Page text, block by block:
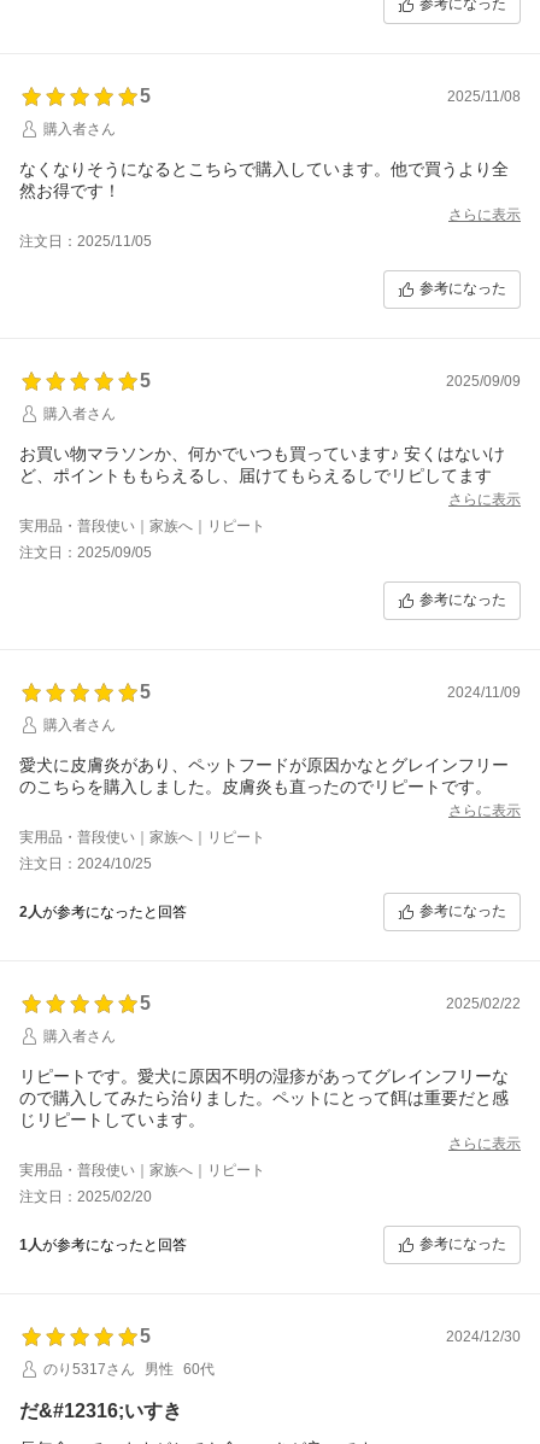
参考になった
5
2025/11/08
購入者さん
なくなりそうになるとこちらで購入しています。他で買うより全
然お得です！
さらに表示
注文日：2025/11/05
参考になった
5
2025/09/09
購入者さん
お買い物マラソンか、何かでいつも買っています♪ 安くはないけ
ど、ポイントももらえるし、届けてもらえるしでリピしてます
さらに表示
実用品・普段使い｜家族へ｜リピート
注文日：2025/09/05
参考になった
5
2024/11/09
購入者さん
愛犬に皮膚炎があり、ペットフードが原因かなとグレインフリー
のこちらを購入しました。皮膚炎も直ったのでリピートです。
さらに表示
実用品・普段使い｜家族へ｜リピート
注文日：2024/10/25
2人が参考になったと回答 参考になった
5
2025/02/22
購入者さん
リピートです。愛犬に原因不明の湿疹があってグレインフリーな
ので購入してみたら治りました。ペットにとって餌は重要だと感
じリピートしています。
さらに表示
実用品・普段使い｜家族へ｜リピート
注文日：2025/02/20
1人が参考になったと回答 参考になった
5
2024/12/30
のり5317さん
男性 60代
だ&#12316;いすき